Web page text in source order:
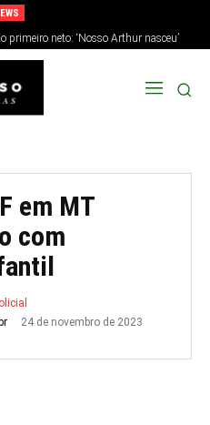
primeiro neto: ‘Nosso Arthur nasceu’
em MT
com
24 de novembro de 2023